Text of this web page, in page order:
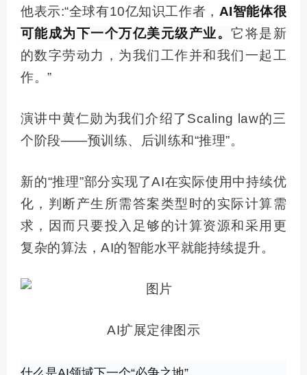
他表示:“全球有10亿知识工作者， AI智能体很
可能成为下一个万亿美元级产业。它将是新
的数字劳动力，为我们工作并和我们一起工
作。”
演讲中黄仁勋为我们介绍了Scaling law的三
个阶段——预训练、后训练和“推理”。
新的“推理”部分实现了AI在实际使用中持续优
化，判断产生所需答案类型时的实际计算需
求，因而只要投入足够的计算资源和采用更
复杂的算法，AI的智能水平就能持续提升。
AI扩展定律图示